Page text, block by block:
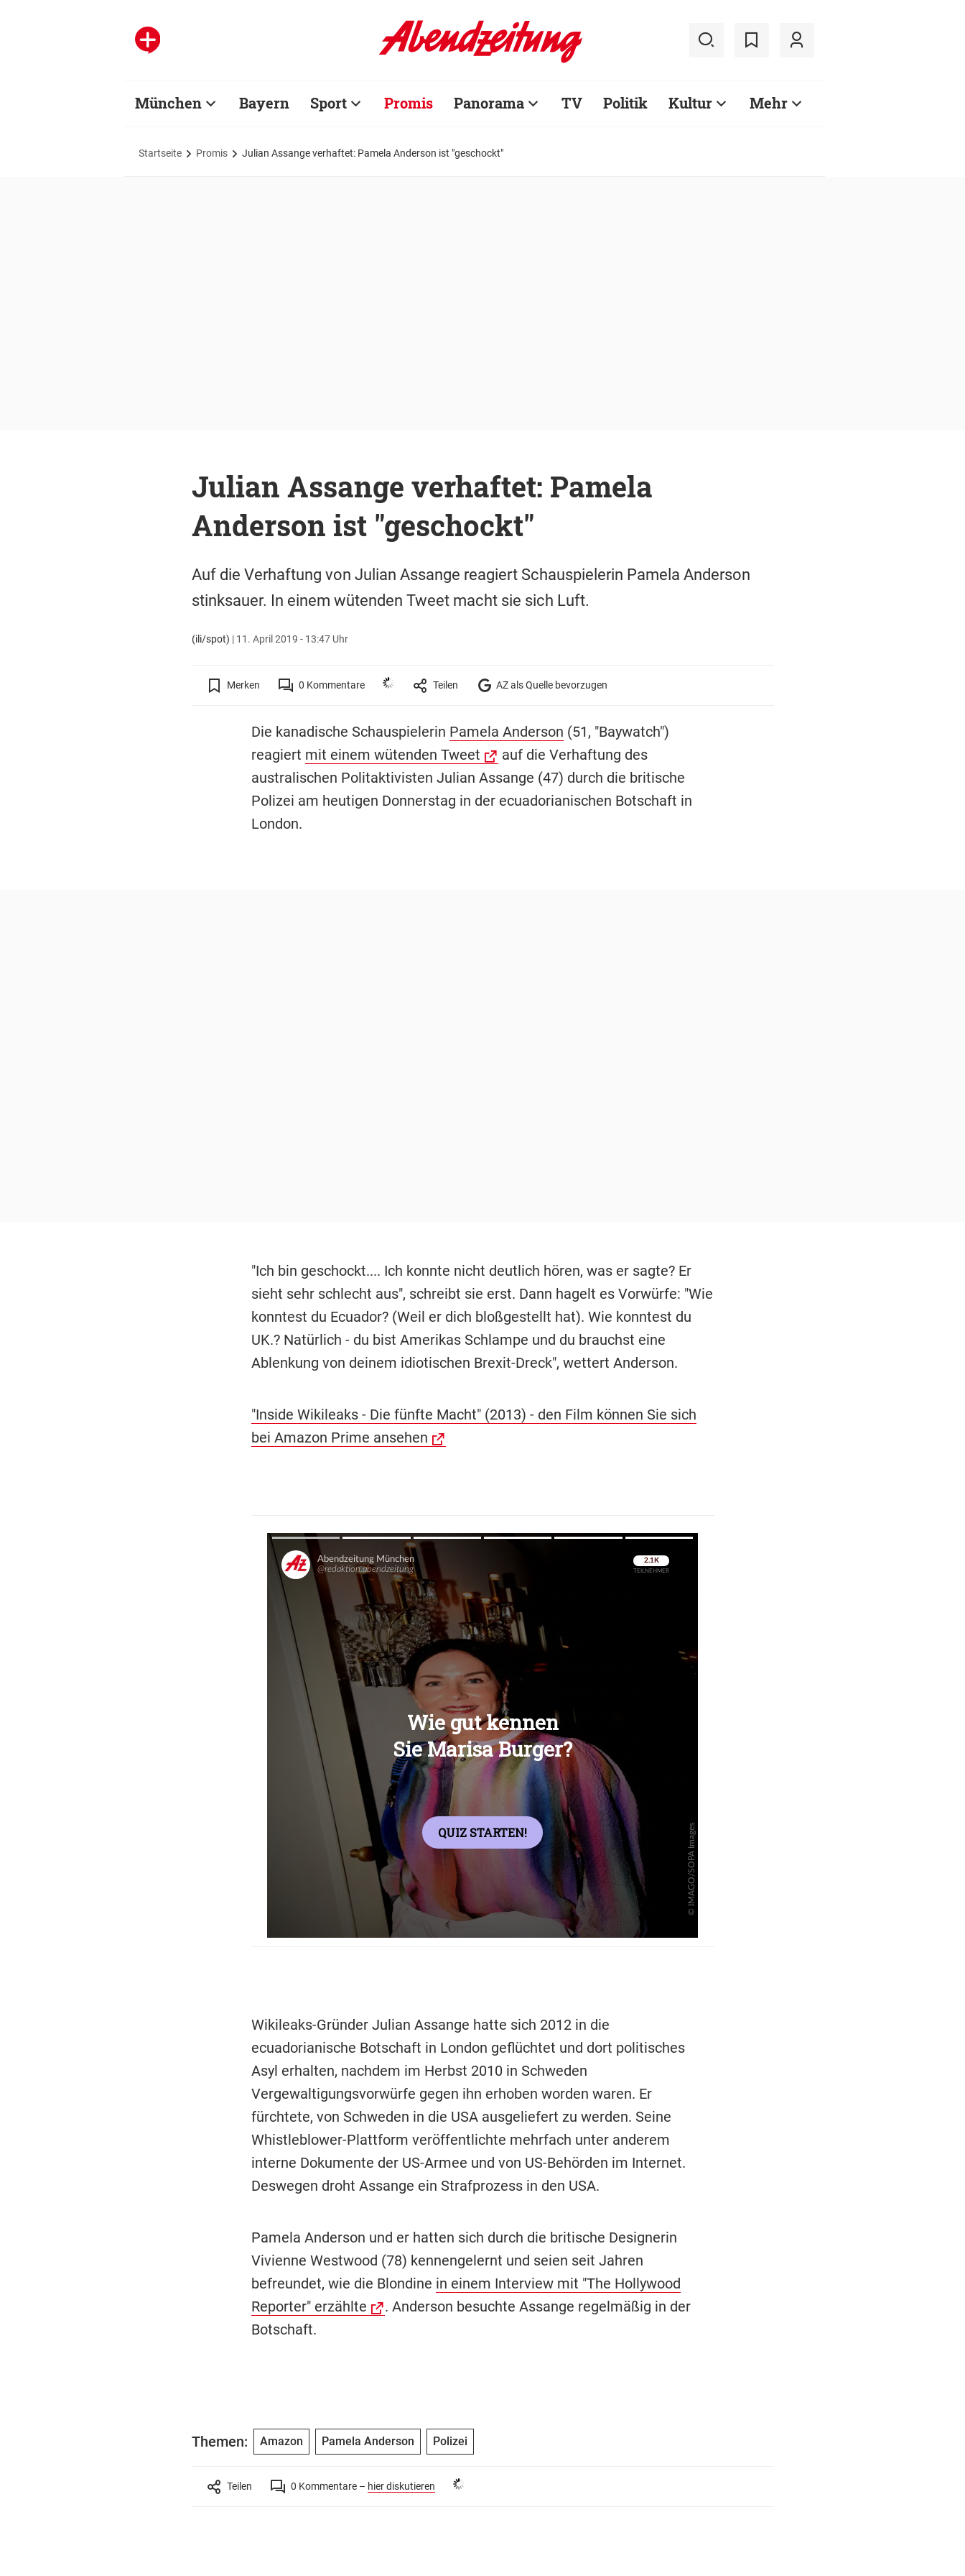
München Bayern Sport Promis Panorama TV Politik Kultur Mehr
Startseite Promis Julian Assange verhaftet: Pamela Anderson ist "geschockt"
Julian Assange verhaftet: Pamela
Anderson ist "geschockt"
Auf die Verhaftung von Julian Assange reagiert Schauspielerin Pamela Anderson
stinksauer. In einem wütenden Tweet macht sie sich Luft.
(ili/spot) | 11. April 2019 - 13:47 Uhr
Merken 0 Kommentare Teilen AZ als Quelle bevorzugen
Die kanadische Schauspielerin Pamela Anderson (51, "Baywatch")
reagiert mit einem wütenden Tweet
auf die Verhaftung des
australischen Politaktivisten Julian Assange (47) durch die britische
Polizei am heutigen Donnerstag in der ecuadorianischen Botschaft in
London.
"Ich bin geschockt.... Ich konnte nicht deutlich hören, was er sagte? Er
sieht sehr schlecht aus", schreibt sie erst. Dann hagelt es Vorwürfe: "Wie
konntest du Ecuador? (Weil er dich bloßgestellt hat). Wie konntest du
UK.? Natürlich - du bist Amerikas Schlampe und du brauchst eine
Ablenkung von deinem idiotischen Brexit-Dreck", wettert Anderson.
"Inside Wikileaks - Die fünfte Macht" (2013) - den Film können Sie sich
bei Amazon Prime ansehen
Überspringen
Wikileaks-Gründer Julian Assange hatte sich 2012 in die
ecuadorianische Botschaft in London geflüchtet und dort politisches
Asyl erhalten, nachdem im Herbst 2010 in Schweden
Vergewaltigungsvorwürfe gegen ihn erhoben worden waren. Er
fürchtete, von Schweden in die USA ausgeliefert zu werden. Seine
Whistleblower-Plattform veröffentlichte mehrfach unter anderem
interne Dokumente der US-Armee und von US-Behörden im Internet.
Deswegen droht Assange ein Strafprozess in den USA.
Pamela Anderson und er hatten sich durch die britische Designerin
Vivienne Westwood (78) kennengelernt und seien seit Jahren
befreundet, wie die Blondine in einem Interview mit "The Hollywood
Reporter" erzählte
. Anderson besuchte Assange regelmäßig in der
Botschaft.
Themen: Amazon Pamela Anderson Polizei
Teilen 0 Kommentare – hier diskutieren